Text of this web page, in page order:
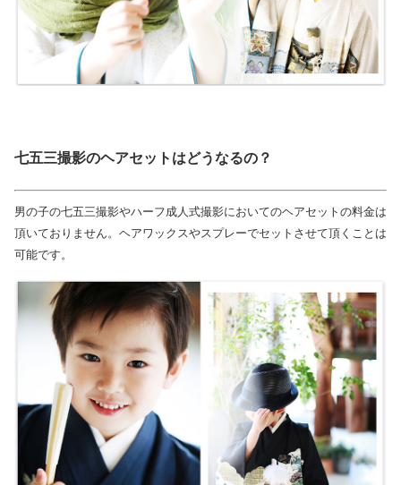
七五三撮影のヘアセットはどうなるの？
男の子の七五三撮影やハーフ成人式撮影においてのヘアセットの料金は
頂いておりません。ヘアワックスやスプレーでセットさせて頂くことは
可能です。